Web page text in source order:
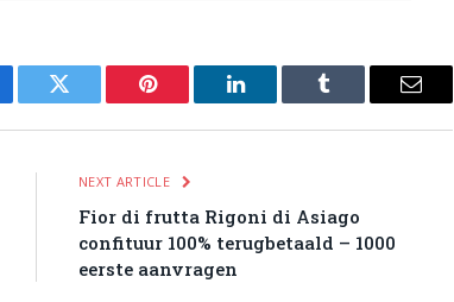
Twitter Pinterest LinkedIn Tumblr Email
NEXT ARTICLE
Fior di frutta Rigoni di Asiago
confituur 100% terugbetaald – 1000
eerste aanvragen